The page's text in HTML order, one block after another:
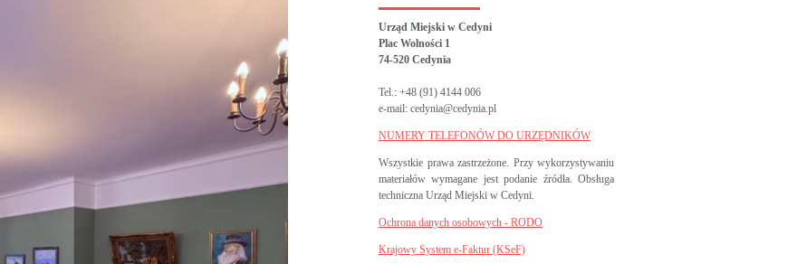
Urząd Miejski w Cedyni
Plac Wolności 1
74-520 Cedynia
Tel.: +48 (91) 4144 006
e-mail: cedynia@cedynia.pl
NUMERY TELEFONÓW DO URZĘDNIKÓW
Wszystkie prawa zastrzeżone. Przy wykorzystywaniu
materiałów wymagane jest podanie źródła. Obsługa
techniczna Urząd Miejski w Cedyni.
Ochrona danych osobowych - RODO
Krajowy System e-Faktur (KSeF)